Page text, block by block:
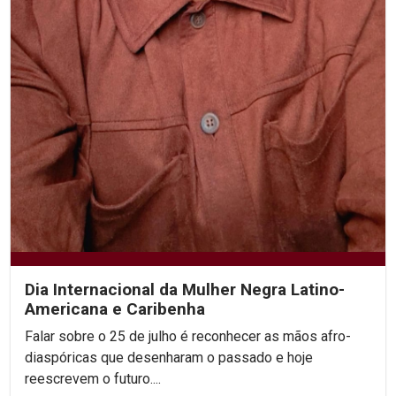
Dia Internacional da Mulher Negra Latino-
Americana e Caribenha
Falar sobre o 25 de julho é reconhecer as mãos afro-
diaspóricas que desenharam o passado e hoje
reescrevem o futuro....